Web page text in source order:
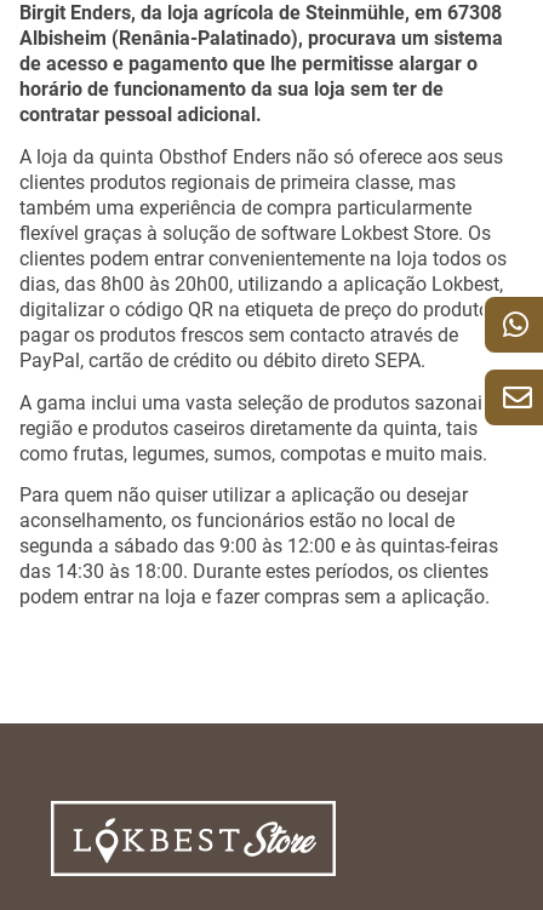
Birgit Enders, da loja agrícola de Steinmühle, em 67308
Albisheim (Renânia-Palatinado), procurava um sistema
de acesso e pagamento que lhe permitisse alargar o
horário de funcionamento da sua loja sem ter de
contratar pessoal adicional.
A loja da quinta Obsthof Enders não só oferece aos seus
clientes produtos regionais de primeira classe, mas
também uma experiência de compra particularmente
flexível graças à solução de software Lokbest Store. Os
clientes podem entrar convenientemente na loja todos os
dias, das 8h00 às 20h00, utilizando a aplicação Lokbest,
digitalizar o código QR na etiqueta de preço do produto e
pagar os produtos frescos sem contacto através de
PayPal, cartão de crédito ou débito direto SEPA.
A gama inclui uma vasta seleção de produtos sazonais da
região e produtos caseiros diretamente da quinta, tais
como frutas, legumes, sumos, compotas e muito mais.
Para quem não quiser utilizar a aplicação ou desejar
aconselhamento, os funcionários estão no local de
segunda a sábado das 9:00 às 12:00 e às quintas-feiras
das 14:30 às 18:00. Durante estes períodos, os clientes
podem entrar na loja e fazer compras sem a aplicação.